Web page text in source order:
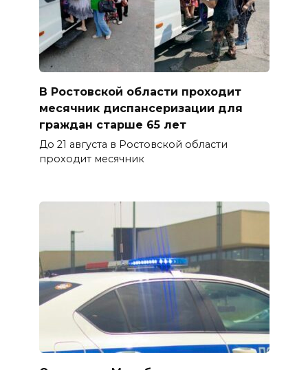
В Ростовской области проходит
месячник диспансеризации для
граждан старше 65 лет
До 21 августа в Ростовской области
проходит месячник